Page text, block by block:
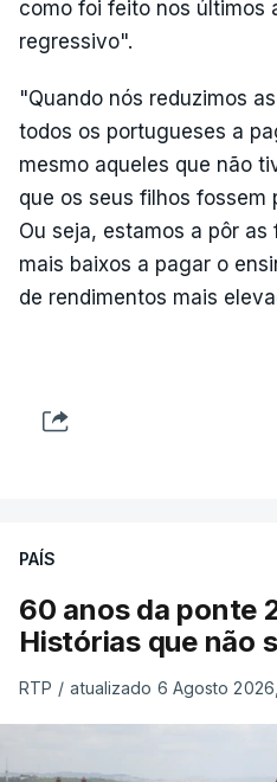
como foi feito nos últimos
regressivo".
"Quando nós reduzimos
todos os portugueses a
mesmo aqueles que não
que os seus filhos fossem
Ou seja, estamos a pôr
mais baixos a pagar o
de rendimentos mais
PAÍS
60 anos da ponte
Histórias que não
RTP / atualizado 6 Agosto